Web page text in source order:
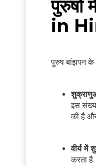
in
पुरुष बांझपन के
इस
की है
वीर्य में
करता